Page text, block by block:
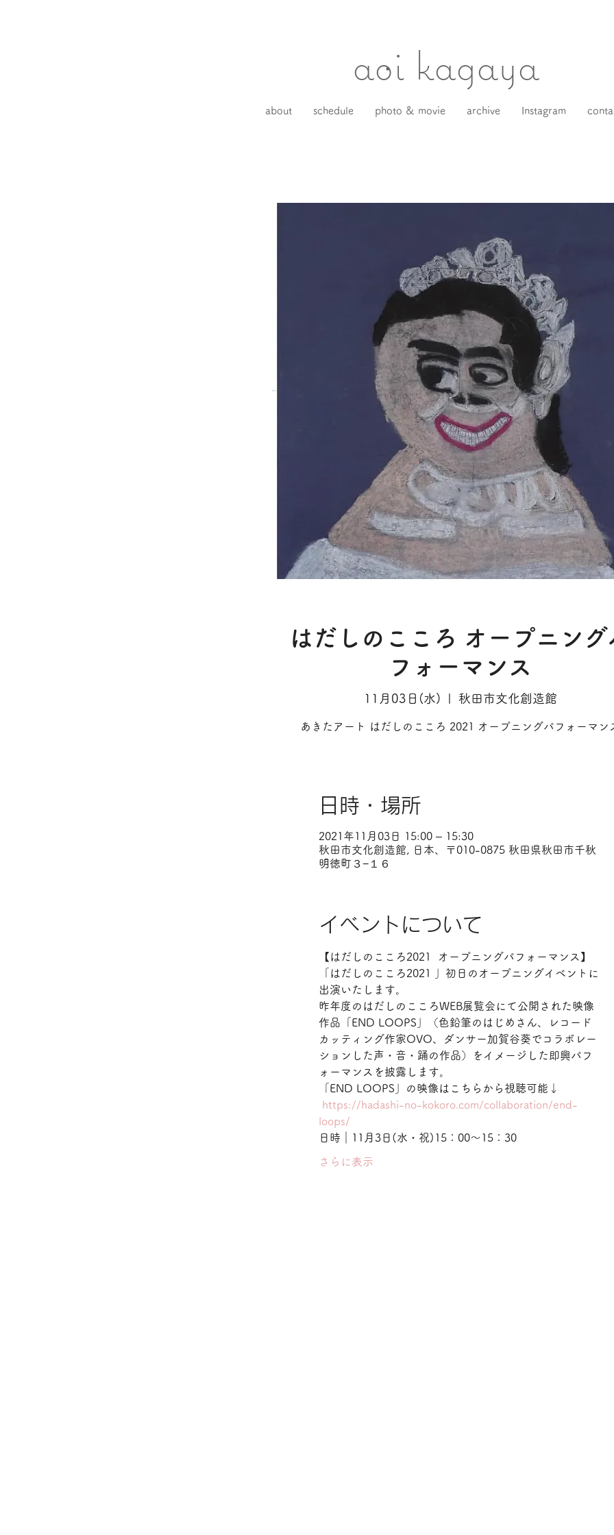
​aoi kagaya
about schedule photo & movie archive Instagram
はだしのこころ オープニング
フォーマンス
11月03日(水) 秋田市文化創造館
あきたアート はだしのこころ 2021 オープニングパフォーマン
日時・場所
2021年11月03日 15:00 – 15:30
秋田市文化創造館, 日本、〒010-0875 秋田県秋田市千秋
明徳町３−１６
イベントについて
【はだしのこころ2021  オープニングパフォーマンス】
「はだしのこころ2021 」初日のオープニングイベントに
出演いたします。
昨年度のはだしのこころWEB展覧会にて公開された映像
作品「END LOOPS」（色鉛筆のはじめさん、レコード
カッティング作家OVO、ダンサー加賀谷葵でコラボレー
ションした声・音・踊の作品）をイメージした即興パフ
ォーマンスを披露します。
「END LOOPS」の映像はこちらから視聴可能↓
https://hadashi-no-kokoro.com/collaboration/end-
loops/
日時｜11月3日(水・祝)15：00〜15：30
さらに表示